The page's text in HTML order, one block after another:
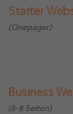
Starter
(Onepager)
Business
(5-8 Seiten)